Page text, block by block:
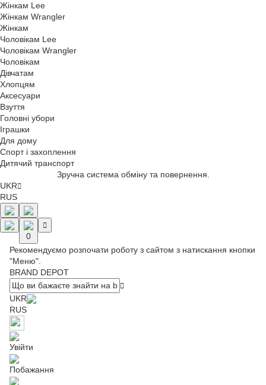
Жінкам Lee
Жінкам Wrangler
Жінкам
Чоловікам Lee
Чоловікам Wrangler
Чоловікам
Дівчатам
Хлопцям
Аксесуари
Взуття
Головні убори
Іграшки
Для дому
Спорт і захоплення
Дитячий транспорт
Зручна система обміну та повернення.
UKR
RUS
0
Рекомендуємо розпочати роботу з сайтом з натискання кнопки
"Меню".
BRAND DEPOT
UKR
RUS
Увійти
Побажання